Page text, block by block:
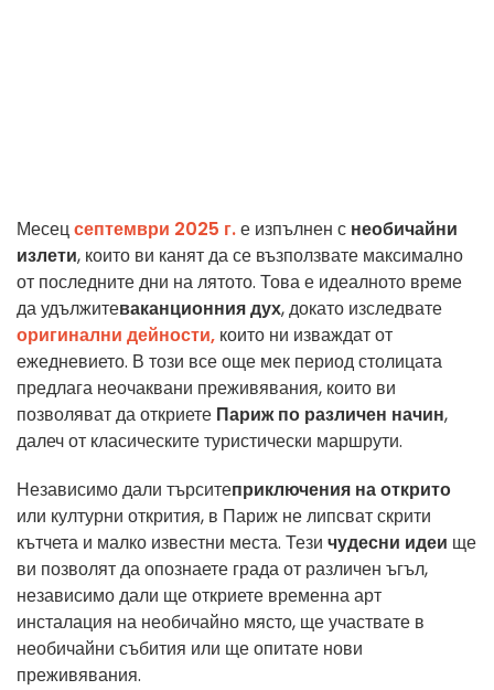
Месецсептември 2025 г.е изпълнен с необичайни
излети, които ви канят да се възползвате максимално
от последните дни на лятото. Това е идеалното време
да удължитеваканционния дух, докато изследвате
оригинални дейности, които ни изваждат от
ежедневието. В този все още мек период столицата
предлага неочаквани преживявания, които ви
позволяват да откриете Париж по различен начин,
далеч от класическите туристически маршрути.
Независимо дали търситеприключения на открито
или културни открития, в Париж не липсват скрити
кътчета и малко известни места. Тези чудесни идеи ще
ви позволят да опознаете града от различен ъгъл,
независимо дали ще откриете временна арт
инсталация на необичайно място, ще участвате в
необичайни събития или ще опитате нови
преживявания.